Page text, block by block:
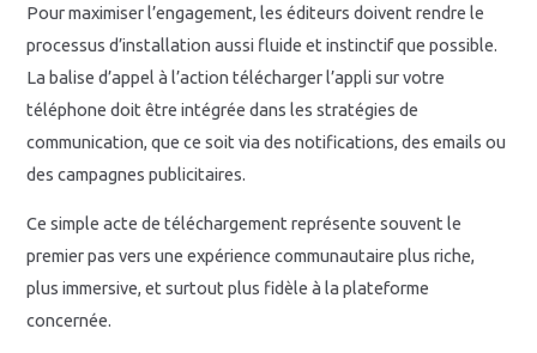
Pour maximiser l’engagement, les éditeurs doivent rendre le
processus d’installation aussi fluide et instinctif que possible.
La balise d’appel à l’action télécharger l’appli sur votre
téléphone doit être intégrée dans les stratégies de
communication, que ce soit via des notifications, des emails ou
des campagnes publicitaires.
Ce simple acte de téléchargement représente souvent le
premier pas vers une expérience communautaire plus riche,
plus immersive, et surtout plus fidèle à la plateforme
concernée.